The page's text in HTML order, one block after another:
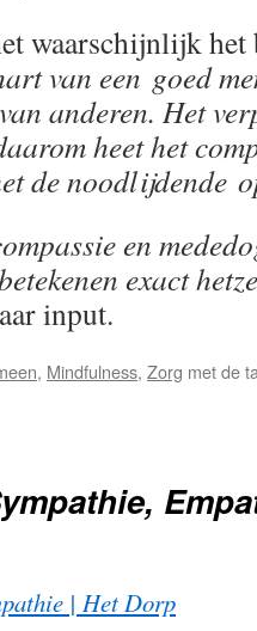
waarschijnlijk het
van een goed
anderen. Het
heet het
de noodlijdende
en
exact
input.
, Mindfulness, Zorg met de
| Het Dorp